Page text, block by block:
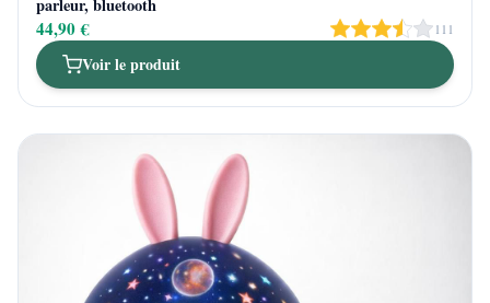
parleur, bluetooth
44,90 € 111
Voir le produit